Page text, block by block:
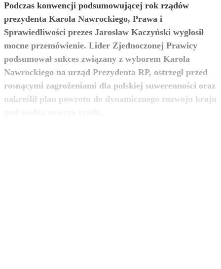
Podczas konwencji podsumowującej rok rządów
prezydenta Karola Nawrockiego, Prawa i
Sprawiedliwości prezes Jarosław Kaczyński wygłosił
mocne przemówienie. Lider Zjednoczonej Prawicy
podsumował sukces związany z wyborem Karola
Nawrockiego na urząd Prezydenta RP, ostrzegł przed
rosnącymi zagrożeniami dla polskiej suwerenności oraz
nakreślił plan powrotu do dynamicznego rozwoju kraju
zobacz więcej